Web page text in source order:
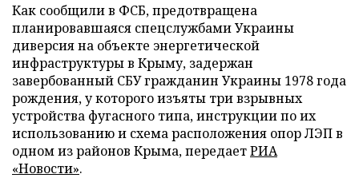
Как сообщили в ФСБ, предотвращена
планировавшаяся спецслужбами Украины
диверсия на объекте энергетической
инфраструктуры в Крыму, задержан
завербованный СБУ гражданин Украины 1978 года
рождения, у которого изъяты три взрывных
устройства фугасного типа, инструкции по их
использованию и схема расположения опор ЛЭП в
одном из районов Крыма, передаетРИА
«Новости».